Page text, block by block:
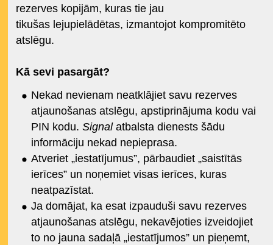
rezerves kopijām, kuras tie jau
tikušas lejupielādētas, izmantojot kompromitēto
atslēgu.
Kā sevi pasargāt?
Nekad nevienam neatklājiet savu rezerves
atjaunošanas atslēgu, apstiprinājuma kodu vai
PIN kodu. Signalatbalsta dienests šādu
informāciju nekad nepieprasa.
Atveriet „iestatījumus”, pārbaudiet „saistītās
ierīces” un noņemiet visas ierīces, kuras
neatpazīstat.
Ja domājat, ka esat izpauduši savu rezerves
atjaunošanas atslēgu, nekavējoties izveidojiet
to no jauna sadaļā „iestatījumos” un pieņemt,